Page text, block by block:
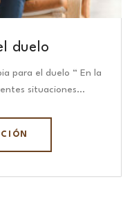
duelo
para el duelo “ En la
situaciones…